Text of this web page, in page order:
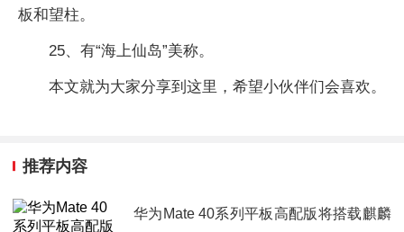
板和望柱。
25、有“海上仙岛”美称。
本文就为大家分享到这里，希望小伙伴们会喜欢。
推荐内容
华为Mate 40系列平板高配版将搭载麒麟